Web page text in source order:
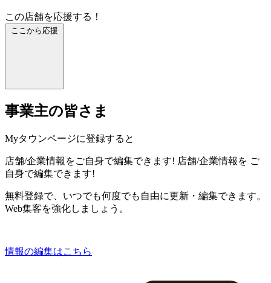
この店舗を応援する！
ここから応援
事業主の皆さま
Myタウンページに登録すると
店舗/企業情報をご自身で編集できます! 店舗/企業情報を ご
自身で編集できます!
無料登録で、いつでも何度でも自由に更新・編集できます。
Web集客を強化しましょう。
情報の編集はこちら